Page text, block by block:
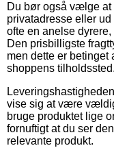
Du bør også vælge at
privatadresse eller
ofte en anelse
Den prisbilligste
men dette er
shoppens tilholdssted.
vise sig at være
bruge produktet lige
fornuftigt at du ser
relevante produkt.